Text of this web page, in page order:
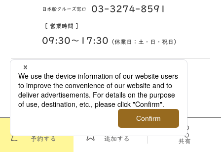
予約する
追加する
共有
日本船クルーズ窓口 03-3274-8591
［ 営業時間 ］
09:30〜17:30 （休業日：土・日・祝日）
企業情報 IR情報
採用情報
プライバシーポリシー / Privacy policy
Cookieポリシー / Cookie policy
約款・旅行条件書・旅行保険・利用規約